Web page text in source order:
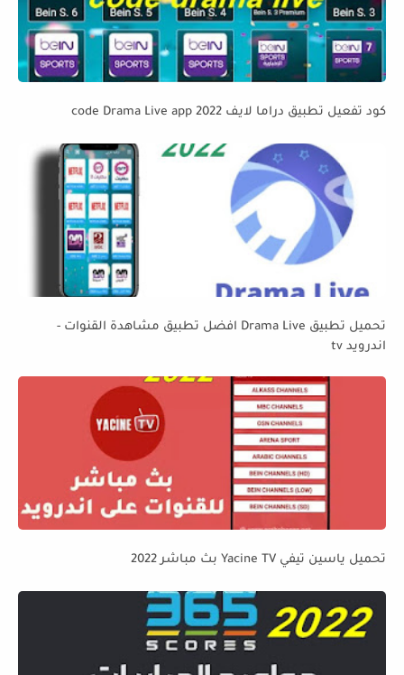
كود تفعيل تطبيق دراما لايف code Drama Live app 2022
تحميل تطبيق Drama Live افضل تطبيق مشاهدة القنوات -
اندرويد tv
تحميل ياسين تيفي Yacine TV بث مباشر 2022